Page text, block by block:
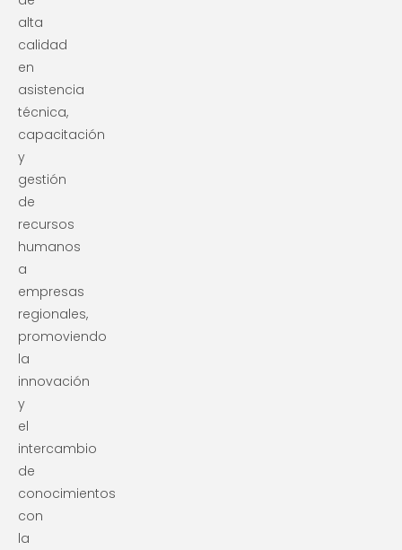
alta
calidad
en
asistencia
técnica,
capacitación
y
gestión
de
recursos
humanos
a
empresas
regionales,
promoviendo
la
innovación
y
el
intercambio
de
conocimientos
con
la